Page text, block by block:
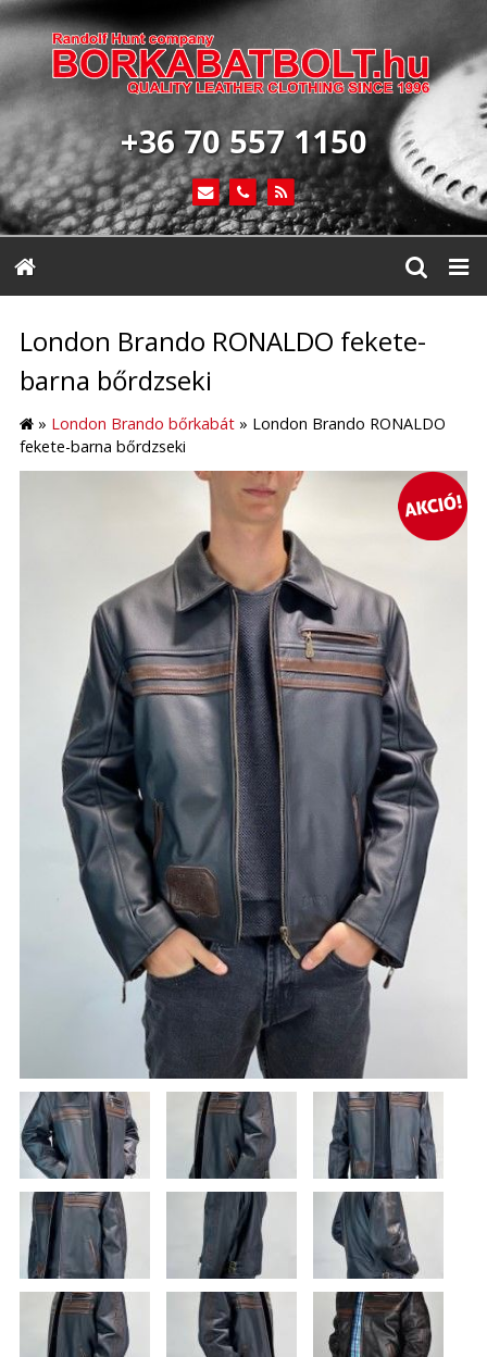
+36 70 557 1150
London Brando RONALDO fekete-
barna bőrdzseki
» London Brando bőrkabát » London Brando RONALDO
fekete-barna bőrdzseki